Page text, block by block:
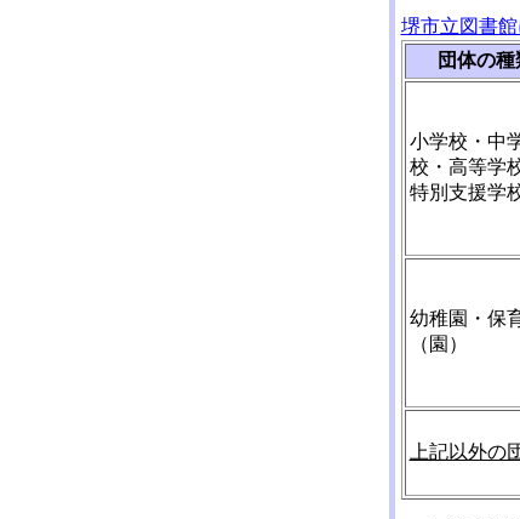
堺市立図書
団体の種
小学校・中
校・高等学
特別支援学
幼稚園・保
（園）
上記以外の